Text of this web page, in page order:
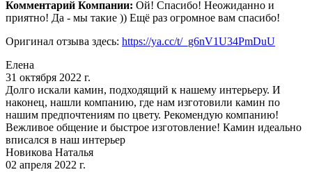
Комментарий Компании: Ой! Спасибо! Неожиданно и
приятно! Да - мы такие )) Ещё раз огромное вам спасибо!
Оригинал отзыва здесь: https://ya.cc/t/_g6nV1U34PmDuU
Елена
31 октября 2022 г.
Долго искали камин, подходящий к нашему интерьеру. И
наконец, нашли компанию, где нам изготовили камин по
нашим предпочтениям по цвету. Рекомендую компанию!
Вежливое общение и быстрое изготовление! Камин идеально
вписался в наш интерьер
Новикова Наталья
02 апреля 2022 г.